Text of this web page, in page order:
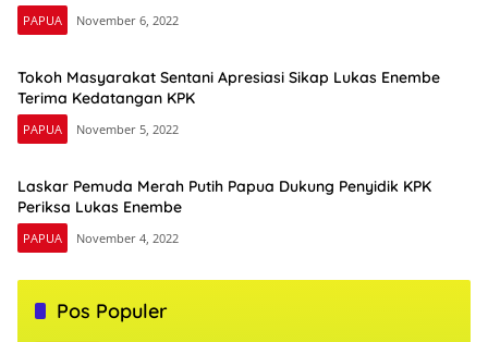
PAPUA November 6, 2022
Tokoh Masyarakat Sentani Apresiasi Sikap Lukas Enembe
Terima Kedatangan KPK
PAPUA November 5, 2022
Laskar Pemuda Merah Putih Papua Dukung Penyidik KPK
Periksa Lukas Enembe
PAPUA November 4, 2022
Pos Populer